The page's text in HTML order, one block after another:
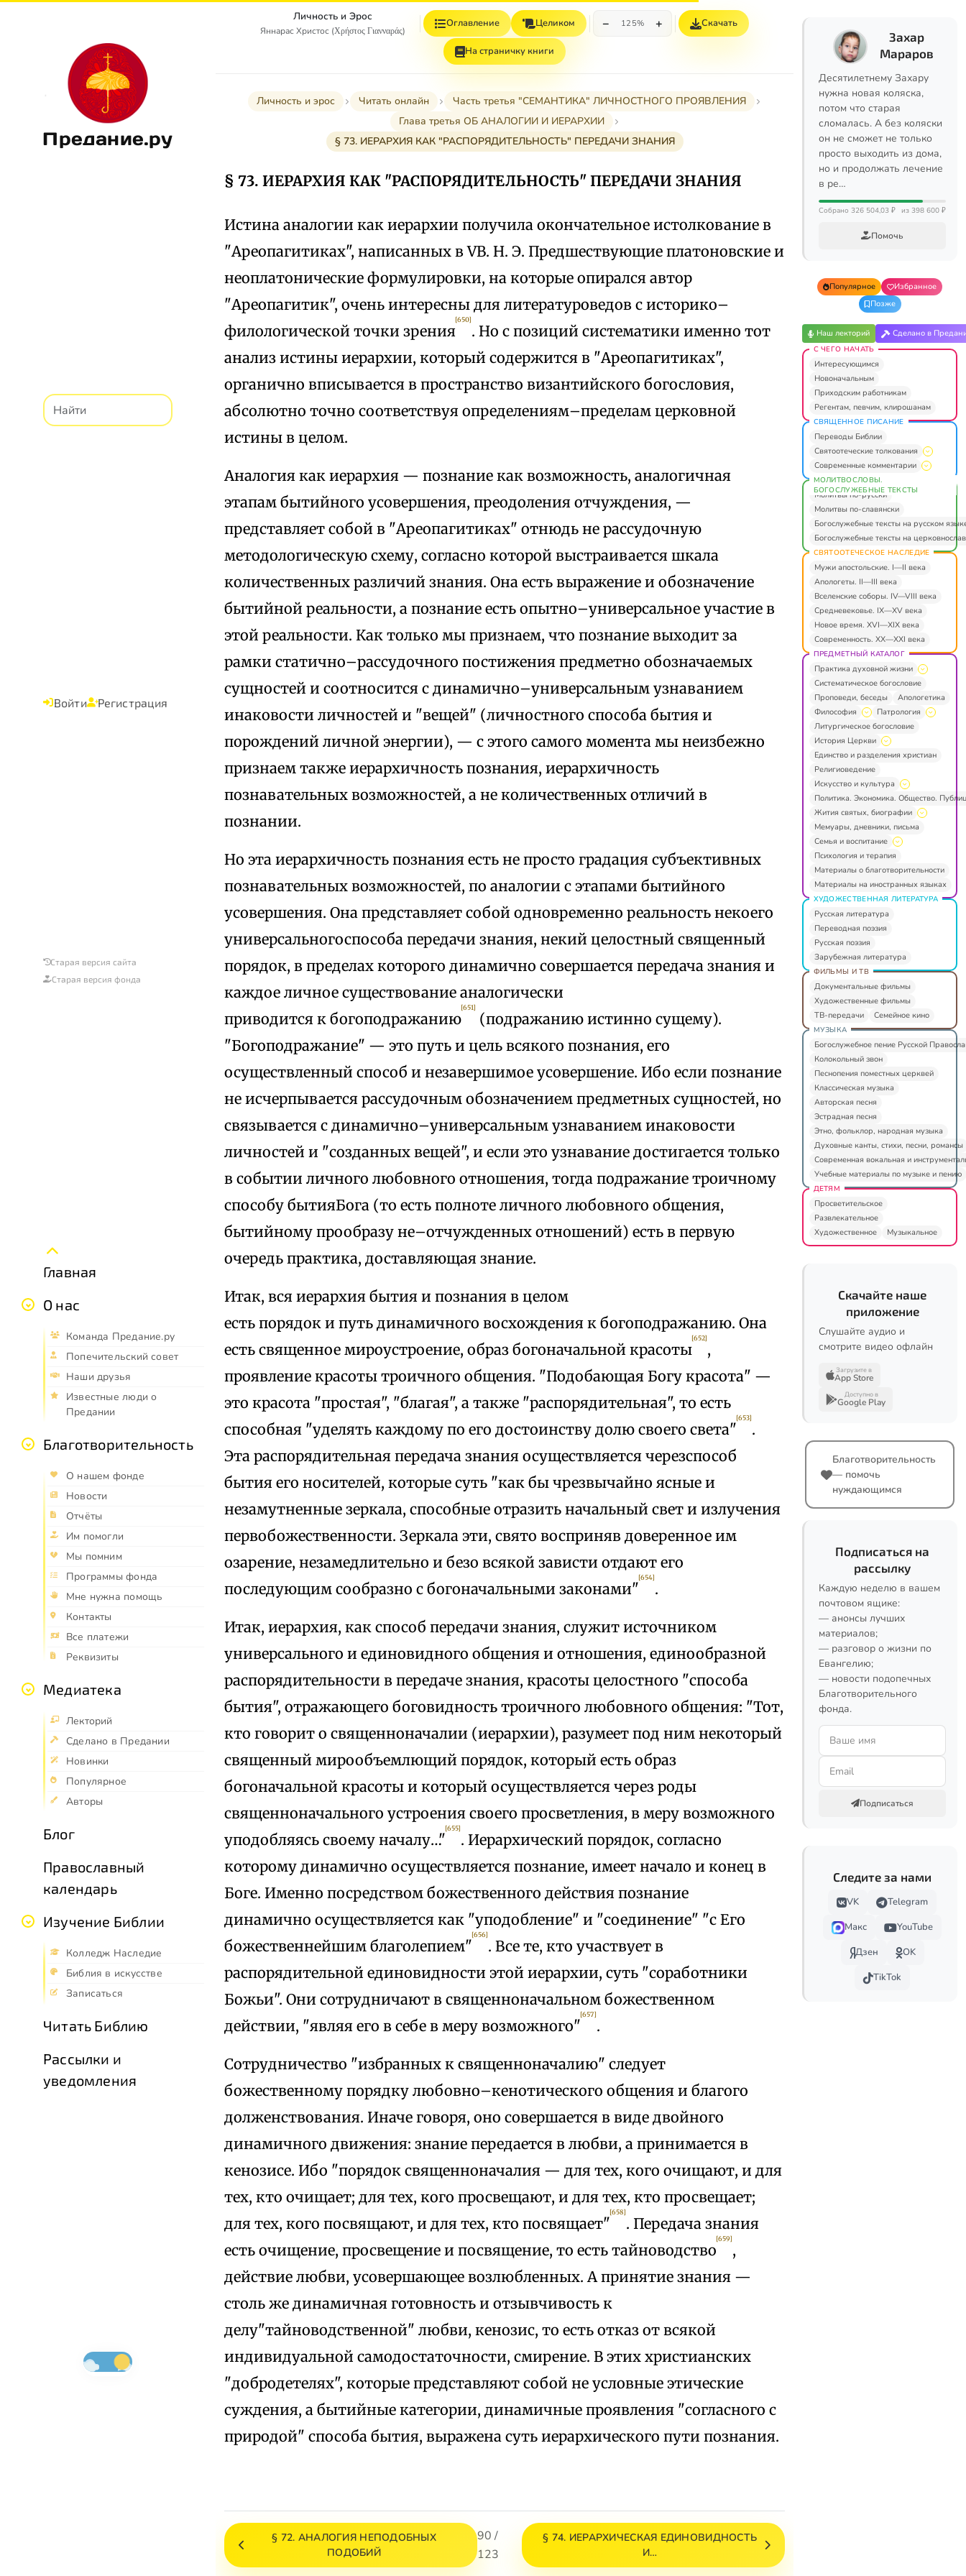
Предание.ру
Войти Регистрация
Старая версия сайта
Старая версия фонда
Главная
О нас
Команда Предание.ру
Попечительский совет
Наши друзья
Известные люди о
Предании
Благотворительность
О нашем фонде
Новости
Отчёты
Им помогли
Мы помним
Программы фонда
Мне нужна помощь
Контакты
Все платежи
Реквизиты
Медиатека
Лекторий
Сделано в Предании
Новинки
Популярное
Авторы
Блог
Православный
календарь
Изучение Библии
Колледж Наследие
Библия в искусстве
Записаться
Читать Библию
Рассылки и
уведомления
Личность и Эрос
Яннарас Христос (Χρήστος Γιανναράς)
Оглавление Целиком − 125% + Скачать
На страничку книги
Личность и эрос Читать онлайн
Часть третья "СЕМАНТИКА" ЛИЧНОСТНОГО ПРОЯВЛЕНИЯ
Глава третья ОБ АНАЛОГИИ И ИЕРАРХИИ
§ 73. ИЕРАРХИЯ КАК "РАСПОРЯДИТЕЛЬНОСТЬ" ПЕРЕДАЧИ ЗНАНИЯ
§ 73. ИЕРАРХИЯ КАК "РАСПОРЯДИТЕЛЬНОСТЬ" ПЕРЕДАЧИ ЗНАНИЯ
Истина аналогии как иерархии получила окончательное истолкование в
"Ареопагитиках", написанных в VB. H. Э. Предшествующие платоновские и
неоплатонические формулировки, на которые опирался автор
"Ареопагитик", очень интересны для литературоведов с историко–
филологической точки зрения
[650]
. Но с позиций систематики именно тот
анализ истины иерархии, который содержится в "Ареопагитиках",
органично вписывается в пространство византийского богословия,
абсолютно точно соответствуя определениям–пределам церковной
истины в целом.
Аналогия как иерархия — познание как возможность, аналогичная
этапам бытийного усовершения, преодоления отчуждения, —
представляет собой в "Ареопагитиках" отнюдь не рассудочную
методологическую схему, согласно которой выстраивается шкала
количественных различий знания. Она есть выражение и обозначение
бытийной реальности, а познание есть опытно–универсальное участие в
этой реальности. Как только мы признаем, что познание выходит за
рамки статично–рассудочного постижения предметно обозначаемых
сущностей и соотносится с динамично–универсальным узнаванием
инаковости личностей и "вещей" (личностного способа бытия и
порождений личной энергии), — с этого самого момента мы неизбежно
признаем также иерархичность познания, иерархичность
познавательных возможностей, а не количественных отличий в
познании.
Но эта иерархичность познания есть не просто градация субъективных
познавательных возможностей, по аналогии с этапами бытийного
усовершения. Она представляет собой одновременно реальность некоего
универсальногоспособа передачи знания, некий целостный священный
порядок, в пределах которого динамично совершается передача знания и
каждое личное существование аналогически
приводится к богоподражанию
[651]
(подражанию истинно сущему).
"Богоподражание" — это путь и цель всякого познания, его
осуществленный способ и незавершимое усовершение. Ибо если познание
не исчерпывается рассудочным обозначением предметных сущностей, но
связывается с динамично–универсальным узнаванием инаковости
личностей и "созданных вещей", и если это узнавание достигается только
в событии личного любовного отношения, тогда подражание троичному
способу бытияБога (то есть полноте личного любовного общения,
бытийному прообразу не–отчужденных отношений) есть в первую
очередь практика, доставляющая знание.
Итак, вся иерархия бытия и познания в целом
есть порядок и путь динамичного восхождения к богоподражанию. Она
есть священное мироустроение, образ богоначальной красоты
[652]
,
проявление красоты троичного общения. "Подобающая Богу красота" —
это красота "простая", "благая", а также "распорядительная", то есть
способная "уделять каждому по его достоинству долю своего света"
[653]
.
Эта распорядительная передача знания осуществляется черезспособ
бытия его носителей, которые суть "как бы чрезвычайно ясные и
незамутненные зеркала, способные отразить начальный свет и излучения
первобожественности. Зеркала эти, свято восприняв доверенное им
озарение, незамедлительно и безо всякой зависти отдают его
последующим сообразно с богоначальными законами"
[654]
.
Итак, иерархия, как способ передачи знания, служит источником
универсального и единовидного общения и отношения, единообразной
распорядительности в передаче знания, красоты целостного "способа
бытия", отражающего боговидность троичного любовного общения: "Тот,
кто говорит о священноначалии (иерархии), разумеет под ним некоторый
священный мирообъемлющий порядок, который есть образ
богоначальной красоты и который осуществляется через роды
священноначального устроения своего просветления, в меру возможного
уподобляясь своему началу…"
[655]
. Иерархический порядок, согласно
которому динамично осуществляется познание, имеет начало и конец в
Боге. Именно посредством божественного действия познание
динамично осуществляется как "уподобление" и "соединение" "с Его
божественнейшим благолепием"
[656]
. Все те, кто участвует в
распорядительной единовидности этой иерархии, суть "соработники
Божьи". Они сотрудничают в священноначальном божественном
действии, "являя его в себе в меру возможного"
[657]
.
Сотрудничество "избранных к священноначалию" следует
божественному порядку любовно–кенотического общения и благого
долженствования. Иначе говоря, оно совершается в виде двойного
динамичного движения: знание передается в любви, а принимается в
кенозисе. Ибо "порядок священноначалия — для тех, кого очищают, и для
тех, кто очищает; для тех, кого просвещают, и для тех, кто просвещает;
для тех, кого посвящают, и для тех, кто посвящает"
[658]
. Передача знания
есть очищение, просвещение и посвящение, то есть тайноводство
[659]
,
действие любви, усовершающее возлюбленных. А принятие знания —
столь же динамичная готовность и отзывчивость к
делу"тайноводственной" любви, кенозис, то есть отказ от всякой
индивидуальной самодостаточности, смирение. В этих христианских
"добродетелях", которые представляют собой не условные этические
суждения, а бытийные категории, динамичные проявления "согласного с
природой" способа бытия, выражена суть иерархического пути познания.
§ 72. АНАЛОГИЯ НЕПОДОБНЫХ
ПОДОБИЙ
90 /
123
§ 74. ИЕРАРХИЧЕСКАЯ ЕДИНОВИДНОСТЬ
И…
Захар
Мараров
Десятилетнему Захару
нужна новая коляска,
потом что старая
сломалась. А без коляски
он не сможет не только
просто выходить из дома,
но и продолжать лечение
в ре…
Собрано 326 504,03 ₽ из 398 600 ₽
Помочь
Популярное
Избранное
Позже
Наш лекторий Сделано в
С ЧЕГО НАЧАТЬ
Интересующимся
Новоначальным
Приходским работникам
Регентам, певчим, клирошанам
СВЯЩЕННОЕ ПИСАНИЕ
Переводы Библии
Святоотеческие толкования
Современные комментарии
МОЛИТВОСЛОВЫ.
БОГОСЛУЖЕБНЫЕ ТЕКСТЫ
Молитвы по-русски
Молитвы по-славянски
Богослужебные тексты на русском
Богослужебные тексты на
СВЯТООТЕЧЕСКОЕ НАСЛЕДИЕ
Мужи апостольские. I—II века
Апологеты. II—III века
Вселенские соборы. IV—VIII века
Средневековье. IX—XV века
Новое время. XVI—XIX века
Современность. XX—XXI века
ПРЕДМЕТНЫЙ КАТАЛОГ
Практика духовной жизни
Систематическое богословие
Проповеди, беседы
Апологетика
Философия
Патрология
Литургическое богословие
История Церкви
Единство и разделения христиан
Религиоведение
Искусство и культура
Политика. Экономика. Общество.
Жития святых, биографии
Мемуары, дневники, письма
Семья и воспитание
Психология и терапия
Материалы о благотворительности
Материалы на иностранных языках
ХУДОЖЕСТВЕННАЯ ЛИТЕРАТУРА
Русская литература
Переводная поэзия
Русская поэзия
Зарубежная литература
ФИЛЬМЫ И ТВ
Документальные фильмы
Художественные фильмы
ТВ-передачи
Семейное кино
МУЗЫКА
Богослужебное пение Русской
Колокольный звон
Песнопения поместных церквей
Классическая музыка
Авторская песня
Эстрадная песня
Этно, фольклор, народная музыка
Духовные канты, стихи, песни, романсы
Современная вокальная и
Учебные материалы по музыке и пению
ДЕТЯМ
Просветительское
Развлекательное
Художественное
Музыкальное
Скачайте наше
приложение
Слушайте аудио и
смотрите видео офлайн
Загрузите в
App Store
Доступно в
Google Play
Благотворительность
— помочь
нуждающимся
Подписаться на
рассылку
Каждую неделю в вашем
почтовом ящике:
— анонсы лучших
материалов;
— разговор о жизни по
Евангелию;
— новости подопечных
Благотворительного
фонда.
Подписаться
Следите за нами
VK
Telegram
Макс
YouTube
Дзен
OK
TikTok